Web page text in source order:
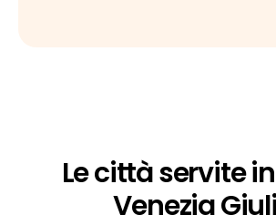
Le città servite
Venezia